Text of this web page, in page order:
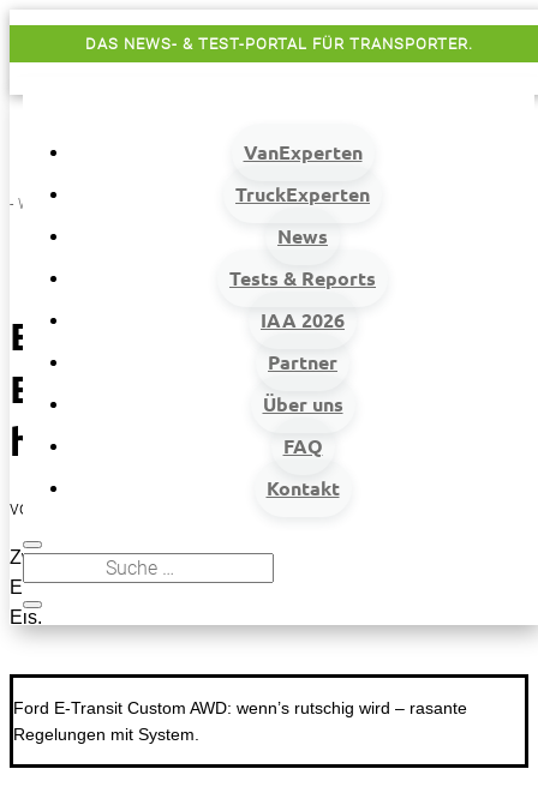
DAS NEWS- & TEST-PORTAL FÜR TRANSPORTER.
VanExperten
TruckExperten
News
Tests & Reports
IAA 2026
Partner
Über uns
FAQ
Kontakt
- Werbung -
Experten-Fahrbericht: Ford
E-Transit Custom AWD –
heiß auf Eis
von
Zwei E-Motoren, üppiges Drehmoment, viele Fahrmodi.
Experten-Fahrbericht: Ford E-Transit Custom AWD - heiß auf
Eis.
Ford E-Transit Custom AWD: wenn’s rutschig wird – rasante
Regelungen mit System.